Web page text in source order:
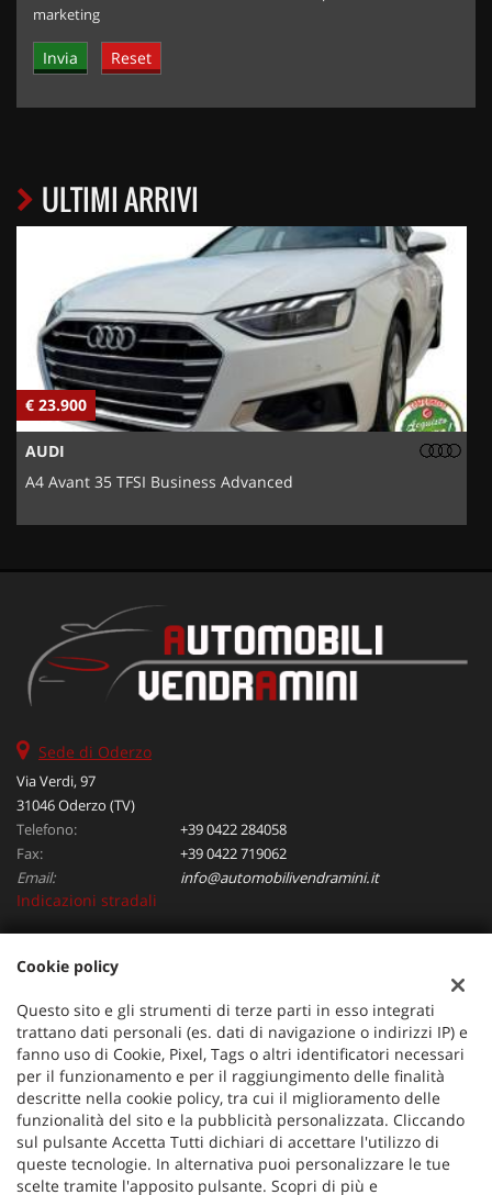
marketing
ULTIMI ARRIVI
€ 23.900
AUDI
A4 Avant 35 TFSI Business Advanced
Sede di Oderzo
Via Verdi, 97
31046 Oderzo (TV)
Telefono:
+39 0422 284058
Fax:
+39 0422 719062
Email:
info@automobilivendramini.it
Indicazioni stradali
Dati fiscali:
Automobili Vendramini srl
Via Verdi, 97, Oderzo (TV)
C.F/P.IVA:04823130267
Registro delle imprese:TV
Cookie policy
Questo sito e gli strumenti di terze parti in esso integrati
trattano dati personali (es. dati di navigazione o indirizzi IP) e
fanno uso di Cookie, Pixel, Tags o altri identificatori necessari
per il funzionamento e per il raggiungimento delle finalità
descritte nella cookie policy, tra cui il miglioramento delle
funzionalità del sito e la pubblicità personalizzata. Cliccando
sul pulsante Accetta Tutti dichiari di accettare l'utilizzo di
queste tecnologie. In alternativa puoi personalizzare le tue
scelte tramite l'apposito pulsante. Scopri di più e